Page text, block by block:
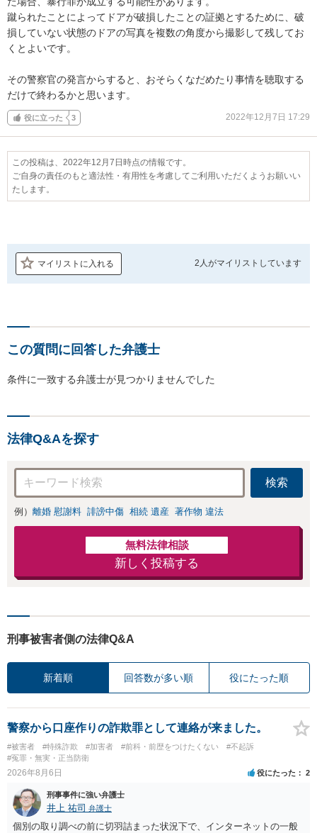
蹴られたことによってドアが破損したことの証拠とするために、破
損していない状態のドアの写真を複数の角度から撮影して残してお
くとよいです。
その警察官の発言からすると、おそらくなだめたり事情を聴取する
だけで終わるかと思います。
役に立った 3 2022年12月7日 17:29
この投稿は、2022年12月7日時点の情報です。
ご自身の責任のもと適法性・有用性を考慮してご利用いただくようお願いい
たします。
マイリストに入れる 2人がマイリストしています
この質問に回答した弁護士
条件に一致する弁護士が見つかりませんでした
法律Q&Aを探す
検索
例） 離婚 慰謝料 誹謗中傷 相続 遺産 著作物 違法
無料法律相談
新しく投稿する
刑事被害者側の法律Q&A
新着順 回答数が多い順 役にたった順
警察から口座作りの詐欺罪として連絡が来ました。
#被害者 #特殊詐欺 #加害者 #前科・前歴をつけたくない
#不起訴
#冤罪・無実・正当防衛
2026年8月6日 役にたった 2
刑事事件に強い弁護士
井上 祐司 弁護士
個別の取り調べの前に切羽詰まった状況下で、インターネットの一般